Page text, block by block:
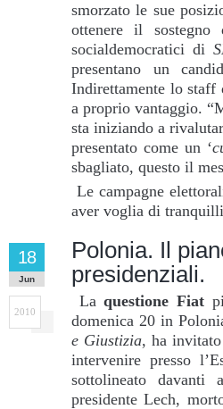
smorzato le sue
ottenere il
socialdemocratici di
presentano un
Indirettamente lo
a proprio vantaggio.
sta iniziando a
presentato come un ‘
sbagliato, questo il
Le campagne
aver voglia di
Polonia. Il
presidenziali.
18
Jun
2010
Laquestione Fiat
domenica 20 in
e Giustizia, ha
intervenire presso
sottolineato
presidente Lech,